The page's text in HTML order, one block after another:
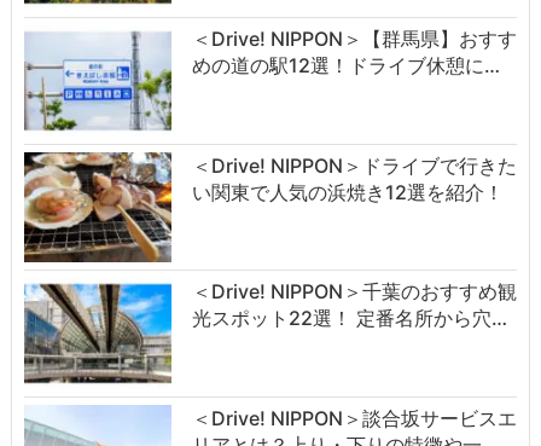
＜Drive! NIPPON＞【群馬県】おすす
めの道の駅12選！ドライブ休憩に…
＜Drive! NIPPON＞ドライブで行きた
い関東で人気の浜焼き12選を紹介！
＜Drive! NIPPON＞千葉のおすすめ観
光スポット22選！ 定番名所から穴…
＜Drive! NIPPON＞談合坂サービスエ